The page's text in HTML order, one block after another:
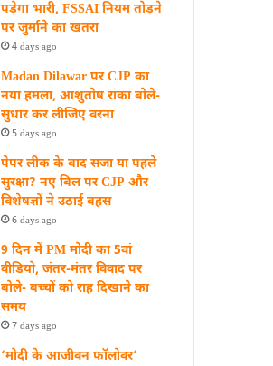
पड़ेगा भारी, FSSAI नियम तोड़ने
पर जुर्माने का खतरा
4 days ago
Madan Dilawar पर CJP का
नया हमला, आशुतोष रांका बोले-
सुधार कर लीजिए वरना
5 days ago
पेपर लीक के बाद सजा या पहले
सुरक्षा? नए बिल पर CJP और
विशेषज्ञों ने उठाई बहस
6 days ago
9 दिन में PM मोदी का 5वां
वीडियो, जंतर-मंतर विवाद पर
बोले- बच्चों को राह दिखाने का
समय
7 days ago
‘मोदी के आजीवन फॉलोवर’